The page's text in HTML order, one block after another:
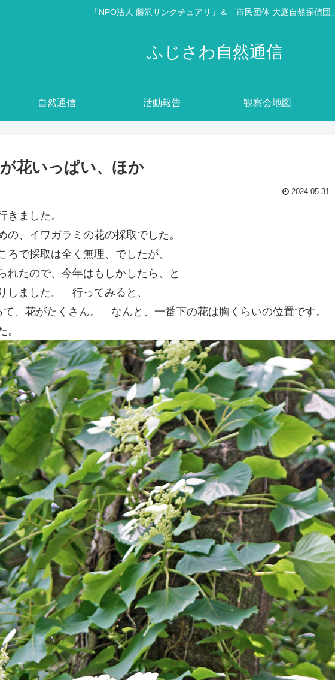
「NPO法人 藤沢サンクチュアリ」＆「市民団体 大庭自然探偵団」
ふじさわ自然通信
自然通信 活動報告 観察会地図
花いっぱい、ほか
2024.05.31
きました。
、イワガラミの花の採取でした。
ろで採取は全く無理、でしたが、
れたので、今年はもしかしたら、と
しました。 行ってみると、
、花がたくさん。 なんと、一番下の花は胸くらいの位置です。
。